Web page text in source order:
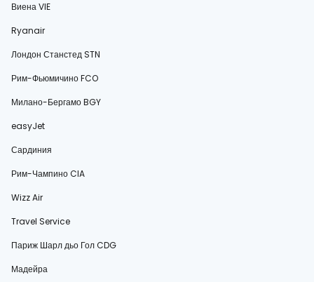
Виена VIE
Ryanair
Лондон Станстед STN
Рим-Фьюмичино FCO
Милано-Бергамо BGY
easyJet
Сардиния
Рим-Чампино CIA
Wizz Air
Travel Service
Париж Шарл дьо Гол CDG
Мадейра